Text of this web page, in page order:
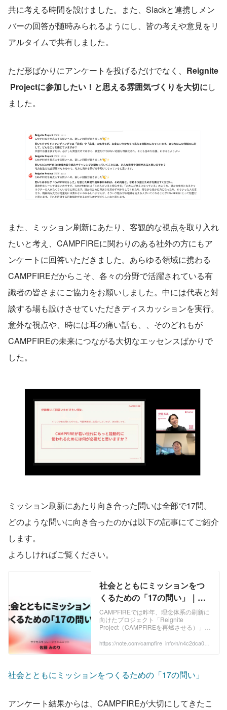
共に考える時間を設けました。また、Slackと連携しメン
バーの回答が随時みられるようにし、皆の考えや意見をリ
アルタイムで共有しました。
ただ形ばかりにアンケートを投げるだけでなく、 Reignite
Projectに参加したい！と思える雰囲気づくりを大切にし
ました。
また、ミッション刷新にあたり、客観的な視点を取り入れ
たいと考え、CAMPFIREに関わりのある社外の方にもア
ンケートに回答いただきました。あらゆる領域に携わる
CAMPFIREだからこそ、各々の分野で活躍されている有
識者の皆さまにご協力をお願いしました。中には代表と対
談する場も設けさせていただきディスカッションを実行。
意外な視点や、時には耳の痛い話も、、そのどれもが
CAMPFIREの未来につながる大切なエッセンスばかりで
した。
ミッション刷新にあたり向き合った問いは全部で17問。
どのような問いに向き合ったのかは以下の記事にてご紹介
します。
よろしければご覧ください。
社会とともにミッションをつ
くるための「17の問い」｜株
式会社CAMPFIRE
CAMPFIREでは昨年、理念体系の刷新に
向けたプロジェクト「Reignite
Project（CAMPFIREを再燃させる）」を
ウドファンディングの多様化、そして
全メンバー、さらには社外の方々も巻き
込みながら本プロジェクトを進めてきま
https://note.com/campfire_info/n/n4c2dca0c2
社会とともにミッションをつくるための「17の問い」
アンケート結果からは、CAMPFIREが大切にしてきたこ